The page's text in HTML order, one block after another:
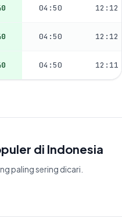
04:50 12:12
04:50 12:12
04:50 12:11
di Indonesia
paling sering dicari.